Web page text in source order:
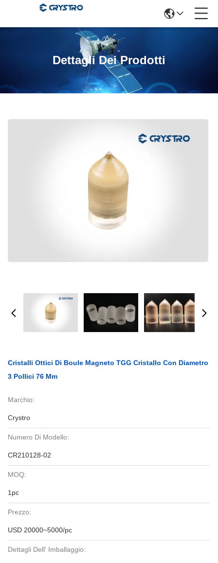
Dettagli Dei Prodotti
Cristalli Ottici Di Boule Magneto TGG Cristallo Con Diametro
3 Pollici 76 Mm
Marchio:
Crystro
Numero Di Modello:
CR210128-02
MOQ:
1pc
Prezzo:
USD 20000~5000/pc
Dettagli Dell' Imballaggio: